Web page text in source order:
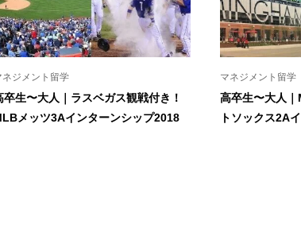
ネジメント留学
卒生〜大人｜ラスベガス観戦付き！
メッツ3Aインターンシップ2018
マネジメント留学
高卒生〜大人
トソックス2A